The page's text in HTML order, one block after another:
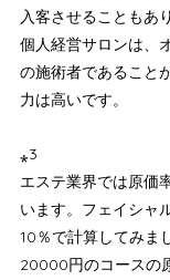
入客させることもあ
個人経営サロンは、
の施術者であること
力は高いです。
⁎3
エステ業界では原価
います。フェイシャ
10％で計算してみま
20000円のコースの